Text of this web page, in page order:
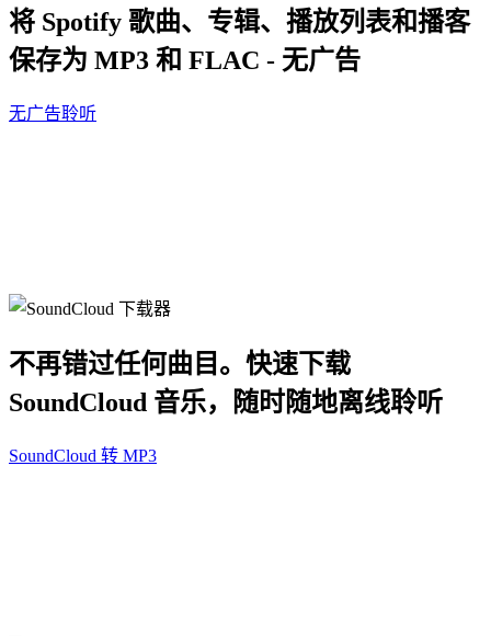
将 Spotify 歌曲、专辑、播放列表和播客
保存为 MP3 和 FLAC - 无广告
无广告聆听
不再错过任何曲目。快速下载
SoundCloud 音乐，随时随地离线聆听
SoundCloud 转 MP3